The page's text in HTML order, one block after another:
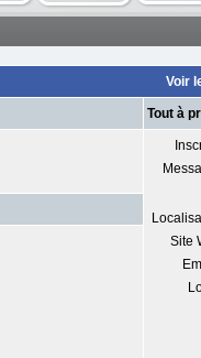
Voir
Tout à
Site